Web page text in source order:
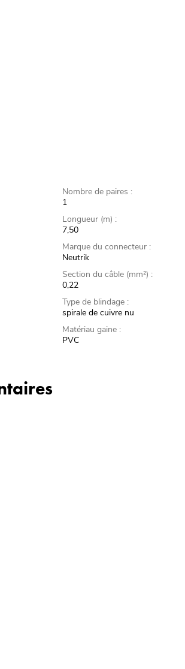
Nombre de paires :
1
Longueur (m) :
7,50
Marque du connecteur :
Neutrik
Section du câble (mm²) :
0,22
Type de blindage :
spirale de cuivre nu
Matériau gaine :
PVC